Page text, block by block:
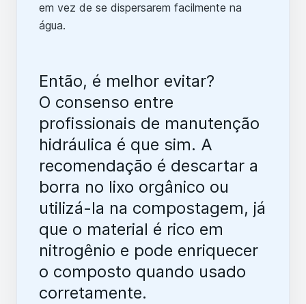
em vez de se dispersarem facilmente na
água.
Então, é melhor evitar?
O consenso entre
profissionais de manutenção
hidráulica é que sim. A
recomendação é descartar a
borra no lixo orgânico ou
utilizá-la na compostagem, já
que o material é rico em
nitrogênio e pode enriquecer
o composto quando usado
corretamente.